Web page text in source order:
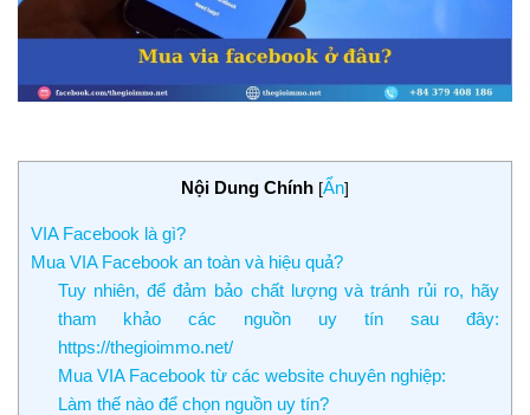
Nội Dung Chính [Ẩn]
VIA Facebook là gì?
Mua VIA Facebook an toàn và hiệu quả?
Tuy nhiên, để đảm bảo chất lượng và tránh rủi ro, hãy
tham khảo các nguồn uy tín sau đây:
https://thegioimmo.net/
Mua VIA Facebook từ các website chuyên nghiệp:
Làm thế nào để chọn nguồn uy tín?